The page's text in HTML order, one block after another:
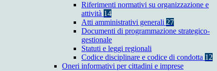
Riferimenti normativi su organizzazione e
attività 14
Atti amministrativi generali 27
Documenti di programmazione strategico-
gestionale
Statuti e leggi regionali
Codice disciplinare e codice di condotta 12
Oneri informativi per cittadini e imprese